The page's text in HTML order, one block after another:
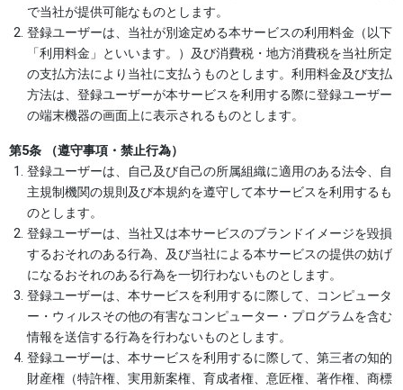
で当社が提供可能なものとします。
登録ユーザーは、当社が別途定める本サービスの利用料金（以下
「利用料金」といいます。）及び消費税・地方消費税を当社所定
の支払方法により当社に支払うものとします。利用料金及び支払
方法は、登録ユーザーが本サービスを利用する際に登録ユーザー
の端末機器の画面上に表示されるものとします。
第5条 （遵守事項・禁止行為）
登録ユーザーは、自己及び自己の所属組織に適用のある法令、自
主規制機関の規則及び本規約を遵守して本サービスを利用するも
のとします。
登録ユーザーは、当社又は本サービスのブランドイメージを毀損
するおそれのある行為、及び当社による本サービスの提供の妨げ
になるおそれのある行為を一切行わないものとします。
登録ユーザーは、本サービスを利用するに際して、コンピュータ
ー・ウィルスその他の有害なコンピューター・プログラムを含む
情報を送信する行為を行わないものとします。
登録ユーザーは、本サービスを利用するに際して、第三者の知的
財産権（特許権、実用新案権、育成者権、意匠権、著作権、商標